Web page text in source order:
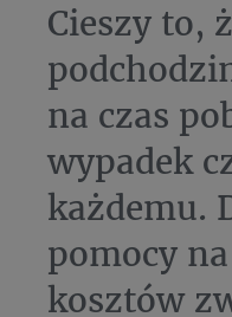
Cieszy to,
na czas
wypadek
każdemu.
pomocy
kosztów